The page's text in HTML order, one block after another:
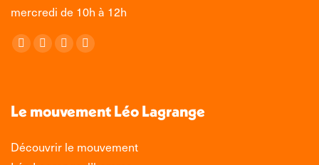
mercredi de 10h à 12h
Retrouvez-nous sur :
La
s'ouvre
une
nouvelle
La
s'ouvre
une
La
s'ouvre
une
nouvelle
La
s'ouvre
une
nouvelle
Le mouvement Léo Lagrange
Découvrir le mouvement